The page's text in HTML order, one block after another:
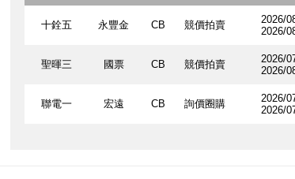
十銓五 永豐金 CB 競價拍賣
2026/
2026/
聖暉三 國票 CB 競價拍賣
2026/
2026/
聯電一 宏遠 CB 詢價圈購
2026/
2026/